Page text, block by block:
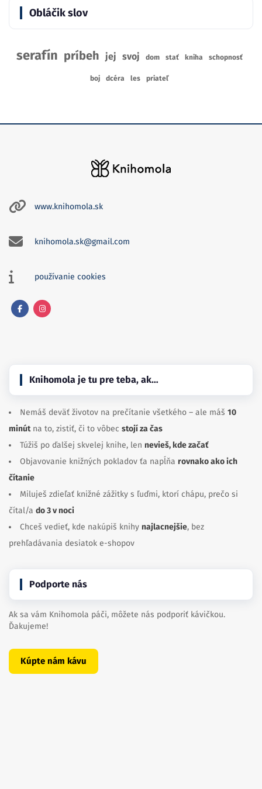
Obláčik slov
serafín príbeh jej svoj dom stať kniha schopnosť
boj dcéra les priateľ
www.knihomola.sk
knihomola.sk@gmail.com
používanie cookies
Knihomola je tu pre teba, ak…
Nemáš deväť životov na prečítanie všetkého – ale máš 10
minútna to, zistiť, či to vôbec stojí za čas
Túžiš po ďalšej skvelej knihe, len nevieš, kde začať
Objavovanie knižných pokladov ťa napĺňa rovnako ako ich
čítanie
Miluješ zdieľať knižné zážitky s ľuďmi, ktorí chápu, prečo si
čítal/a do 3 v noci
Chceš vedieť, kde nakúpiš knihy najlacnejšie, bez
prehľadávania desiatok e-shopov
Podporte nás
Ak sa vám Knihomola páči, môžete nás podporiť kávičkou.
Ďakujeme!
Kúpte nám kávu